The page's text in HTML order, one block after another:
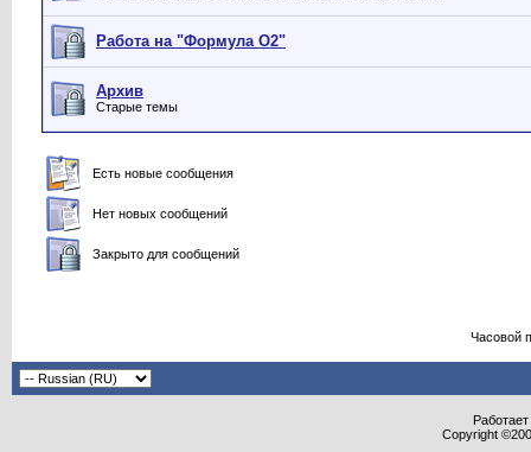
Работа на "Формула О2"
Архив
Старые темы
Есть новые сообщения
Нет новых сообщений
Закрыто для сообщений
Часовой
Copyright